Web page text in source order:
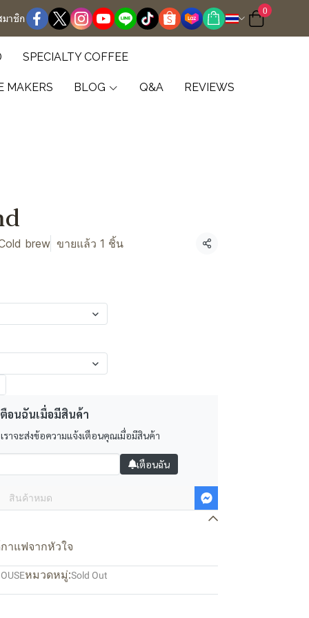
มาชิก
0
SPECIALTY COFFEE
MAKERS BLOG Q&A REVIEWS
brew ขายแล้ว 1 ชิ้น แชร์
อนฉันเมื่อมีสินค้า
ราจะส่งข้อความแจ้งเตือนคุณเมื่อมีสินค้า
เตือนฉัน
สินค้าหมด
าแฟจากหัวใจ
หมวดหมู่:Sold Out